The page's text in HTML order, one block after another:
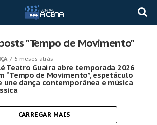
"Tempo de Movimento"
5 meses atrás
Teatro Guaíra abre temporada 2026
“Tempo de Movimento”, espetáculo
une dança contemporânea e música
CARREGAR MAIS